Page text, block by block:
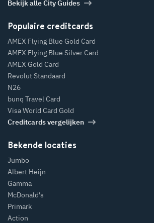
Bekijk alle City Guides
Populaire creditcards
AMEX Flying Blue Gold Card
AMEX Flying Blue Silver Card
AMEX Gold Card
Revolut Standaard
N26
bunq Travel Card
Visa World Card Gold
Creditcards vergelijken
Bekende locaties
Jumbo
Albert Heijn
Gamma
McDonald's
Primark
Action